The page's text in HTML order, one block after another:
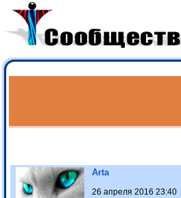
Arta
26 апреля 2016 23:40